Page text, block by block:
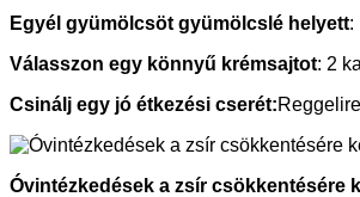
Egyél gyümölcsöt gyümölcslé helyett:
Válasszon egy könnyű krémsajtot: 2
Csinálj egy jó étkezési cserét:
Óvintézkedések a zsír csökkentésére